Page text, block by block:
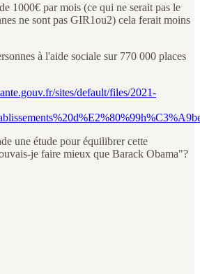
1000€ par mois (ce qui ne serait pas le
ne sont pas GIR1ou2) cela ferait moins
à l'aide sociale sur 770 000 places
sites/default/files/2021-
une étude pour équilibrer cette
je faire mieux que Barack Obama"?